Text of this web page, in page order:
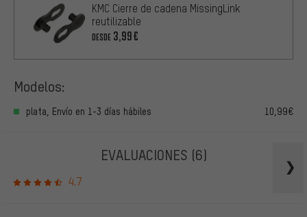
KMC Cierre de cadena MissingLink
reutilizable
DESDE 3,99€
Modelos:
plata, Envío en 1-3 días hábiles 10,99€
EVALUACIONES (6)
4.7